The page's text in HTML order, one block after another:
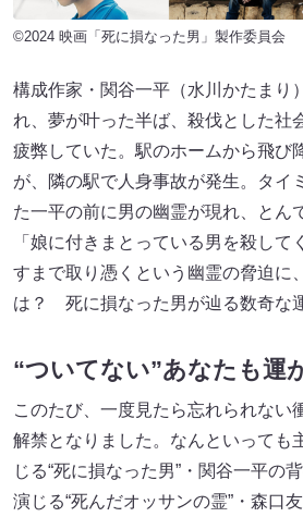
©2024 映画「死に損なった男」製作委員会
構成作家・関谷一平（水川かたまり
れ、夢が叶った半ば、殺伐とした社
疲弊していた。駅のホームから飛び
が、隣の駅で人身事故が発生。タイ
た一平の前に男の幽霊が現れ、とん
「娘に付きまとっている男を殺して
すまで取り憑くという幽霊の脅迫に
は？ 死に損なった男が辿る数奇な
“ついてない”あなたも運
このたび、一度見たら忘れられない
解禁となりました。なんといっても
じる“死に損なった男”・関谷一平の
演じる“死んだオッサンの霊”・森口